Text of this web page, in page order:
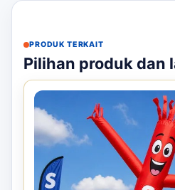
PRODUK TERKAIT
Pilihan produk dan